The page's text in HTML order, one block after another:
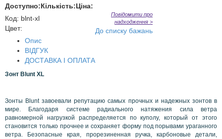
Доступно:Кількість:Ціна:
Код: blnt-xl
Цвет:
Повідомити про
надходження >
До списку бажань
Опис
ВІДГУК
ДОСТАВКА І ОПЛАТА
Зонт Blunt XL
Зонты Blunt завоевали репутацию самых прочных и надежных зонтов в
мире. Благодаря системе радиального натяжения сила ветра
равномерной нагрузкой распределяется по куполу, который от этого
становится только прочнее и сохраняет форму под порывами ураганного
ветра. Безопасные края, прорезиненная ручка, карбоновые детали,